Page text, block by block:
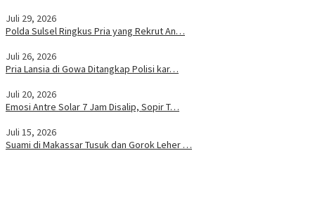
Juli 29, 2026
Polda Sulsel Ringkus Pria yang Rekrut An…
Juli 26, 2026
Pria Lansia di Gowa Ditangkap Polisi kar…
Juli 20, 2026
Emosi Antre Solar 7 Jam Disalip, Sopir T…
Juli 15, 2026
Suami di Makassar Tusuk dan Gorok Leher …